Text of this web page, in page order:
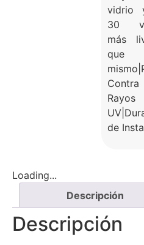
vidrio
30
más
Contra
Rayos
de
Loading...
Descripción
Descripción